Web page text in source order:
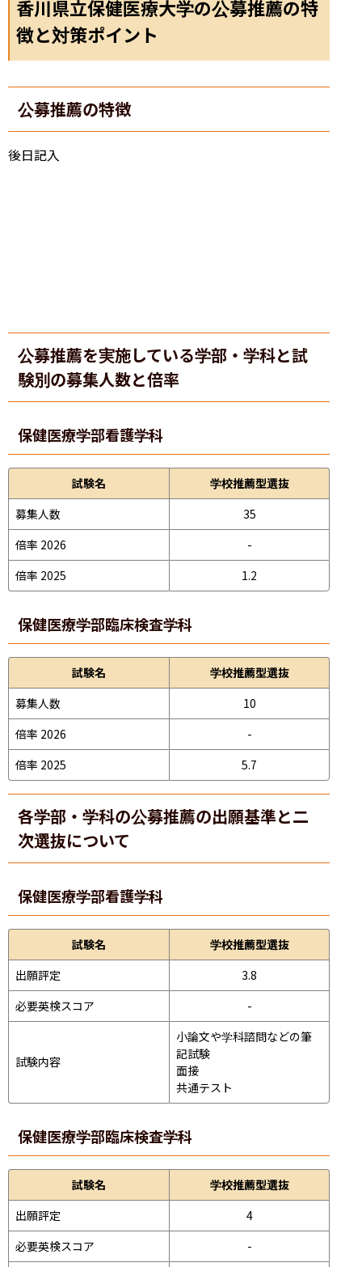
香川県立保健医療大学の公募推薦の特
徴と対策ポイント
公募推薦の特徴
後日記入
公募推薦を実施している学部・学科と試
験別の募集人数と倍率
保健医療学部看護学科
試験名
学校推薦型選抜
募集人数
35
倍率 2026
-
倍率 2025
1.2
保健医療学部臨床検査学科
試験名
学校推薦型選抜
募集人数
10
倍率 2026
-
倍率 2025
5.7
各学部・学科の公募推薦の出願基準と二
次選抜について
保健医療学部看護学科
試験名
学校推薦型選抜
出願評定
3.8
必要英検スコア
-
試験内容
小論文や学科諮問などの筆
記試験
面接
共通テスト
保健医療学部臨床検査学科
試験名
学校推薦型選抜
出願評定
4
必要英検スコア
-